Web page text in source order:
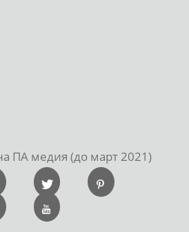
ПА медия (до март 2021)